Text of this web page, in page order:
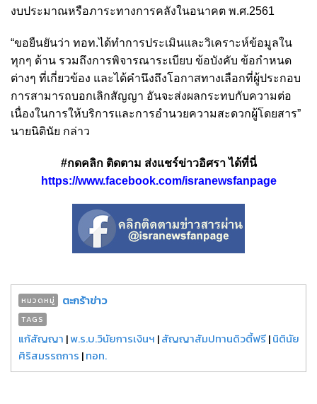
งบประมาณหรือภาระทางการคลังในอนาคต พ.ศ.2561
“ขอยืนยันว่า ทอท.ได้ทำการประเมินและวิเคราะห์ข้อมูลใน
ทุกๆ ด้าน รวมถึงการพิจารณาระเบียบ ข้อบังคับ ข้อกำหนด
ต่างๆ ที่เกี่ยวข้อง และได้คำนึงถึงโอกาสทางเลือกที่ผู้ประกอบ
การสามารถบอกเลิกสัญญา อันจะส่งผลกระทบกับความต่อ
เนื่องในการให้บริการและการอำนวยความสะดวกผู้โดยสาร”
นายนิตินัย กล่าว
#กดคลิก ติดตาม ส่งแชร์ข่าวอิศรา ได้ที่นี่
https://www.facebook.com/isranewsfanpage
หมวดหมู่ ตะกร้าข่าว
TAGS
แก้สัญญา |พ.ร.บ.วินัยการเงินฯ |สัญญาสัมปทานดิวตี้ฟรี|นิตินัย
ศิริสมรรถการ |ทอท.